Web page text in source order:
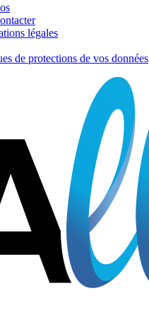
légales
de protections de vos données